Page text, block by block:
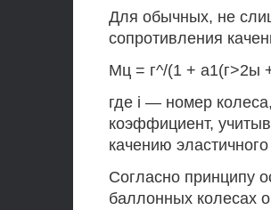
Для обычных, не
сопротивления
Мц = г^/(1 + а1(г>2ы
где i — номер
коэффициент,
качению
Согласно принципу
баллонных колесах